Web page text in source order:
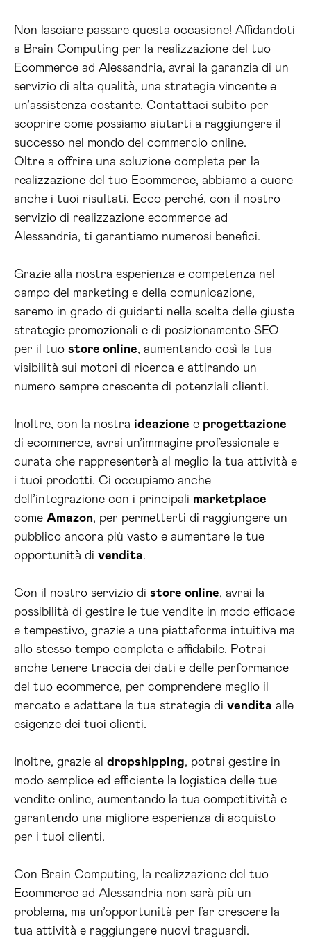
Non lasciare passare questa occasione! Affidandoti
a Brain Computing per la realizzazione del tuo
Ecommerce ad Alessandria, avrai la garanzia di un
servizio di alta qualità, una strategia vincente e
un’assistenza costante. Contattaci subito per
scoprire come possiamo aiutarti a raggiungere il
successo nel mondo del commercio online.
Oltre a offrire una soluzione completa per la
realizzazione del tuo Ecommerce, abbiamo a cuore
anche i tuoi risultati. Ecco perché, con il nostro
servizio di realizzazione ecommerce ad
Alessandria, ti garantiamo numerosi benefici.
Grazie alla nostra esperienza e competenza nel
campo del marketing e della comunicazione,
saremo in grado di guidarti nella scelta delle giuste
strategie promozionali e di posizionamento SEO
per il tuo store online, aumentando così la tua
visibilità sui motori di ricerca e attirando un
numero sempre crescente di potenziali clienti.
Inoltre, con la nostra ideazione e progettazione
di ecommerce, avrai un’immagine professionale e
curata che rappresenterà al meglio la tua attività e
i tuoi prodotti. Ci occupiamo anche
dell’integrazione con i principali marketplace
come Amazon, per permetterti di raggiungere un
pubblico ancora più vasto e aumentare le tue
opportunità di vendita.
Con il nostro servizio di store online, avrai la
possibilità di gestire le tue vendite in modo efficace
e tempestivo, grazie a una piattaforma intuitiva ma
allo stesso tempo completa e affidabile. Potrai
anche tenere traccia dei dati e delle performance
del tuo ecommerce, per comprendere meglio il
mercato e adattare la tua strategia di vendita alle
esigenze dei tuoi clienti.
Inoltre, grazie al dropshipping, potrai gestire in
modo semplice ed efficiente la logistica delle tue
vendite online, aumentando la tua competitività e
garantendo una migliore esperienza di acquisto
per i tuoi clienti.
Con Brain Computing, la realizzazione del tuo
Ecommerce ad Alessandria non sarà più un
problema, ma un’opportunità per far crescere la
tua attività e raggiungere nuovi traguardi.